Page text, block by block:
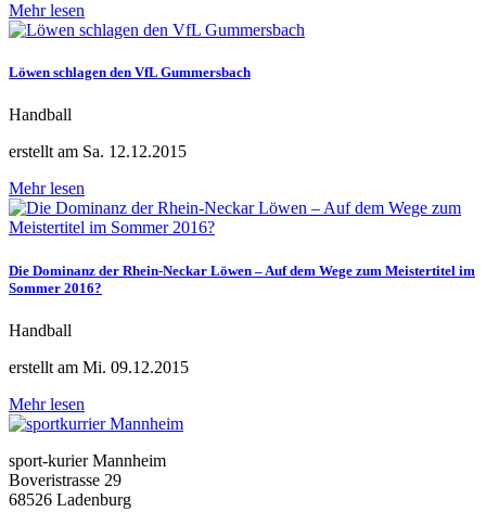
Mehr lesen
Löwen schlagen den VfL Gummersbach
Handball
erstellt am Sa. 12.12.2015
Mehr lesen
Die Dominanz der Rhein-Neckar Löwen – Auf dem Wege zum Meistertitel im
Sommer 2016?
Handball
erstellt am Mi. 09.12.2015
Mehr lesen
sport-kurier Mannheim
Boveristrasse 29
68526 Ladenburg